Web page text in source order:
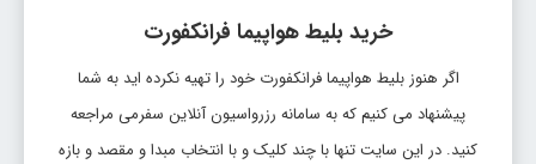
خرید بلیط هواپیما فرانکفورت
اگر هنوز بلیط هواپیما فرانکفورت خود را تهیه نکرده اید به شما
پیشنهاد می کنیم که به سامانه رزرواسیون آنلاین سفرمی مراجعه
کنید. در این سایت تنها با چند کلیک و با انتخاب مبدا و مقصد و بازه